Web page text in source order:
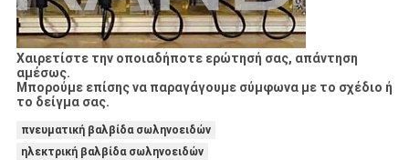
Χαιρετίστε την οποιαδήποτε ερώτησή σας, απάντηση
αμέσως.
Μπορούμε επίσης να παραγάγουμε σύμφωνα με το σχέδιο ή
το δείγμα σας.
πνευματική βαλβίδα σωληνοειδών
ηλεκτρική βαλβίδα σωληνοειδών